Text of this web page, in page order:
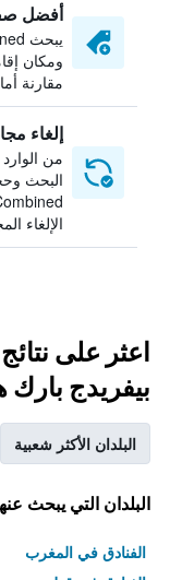
أفضل
ومكان
مقارنة
إلغاء
من
البحث
الإلغاء
اعثر على
بيفريدج بارك
البلدان الأكثر شعبية
البلدان التي يبحث
الفنادق في المغرب